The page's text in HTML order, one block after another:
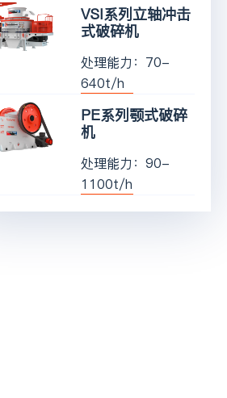
VSI系列立轴冲击
式破碎机
处理能力：70-
640t/h
PE系列颚式破碎
机
处理能力：90-
1100t/h